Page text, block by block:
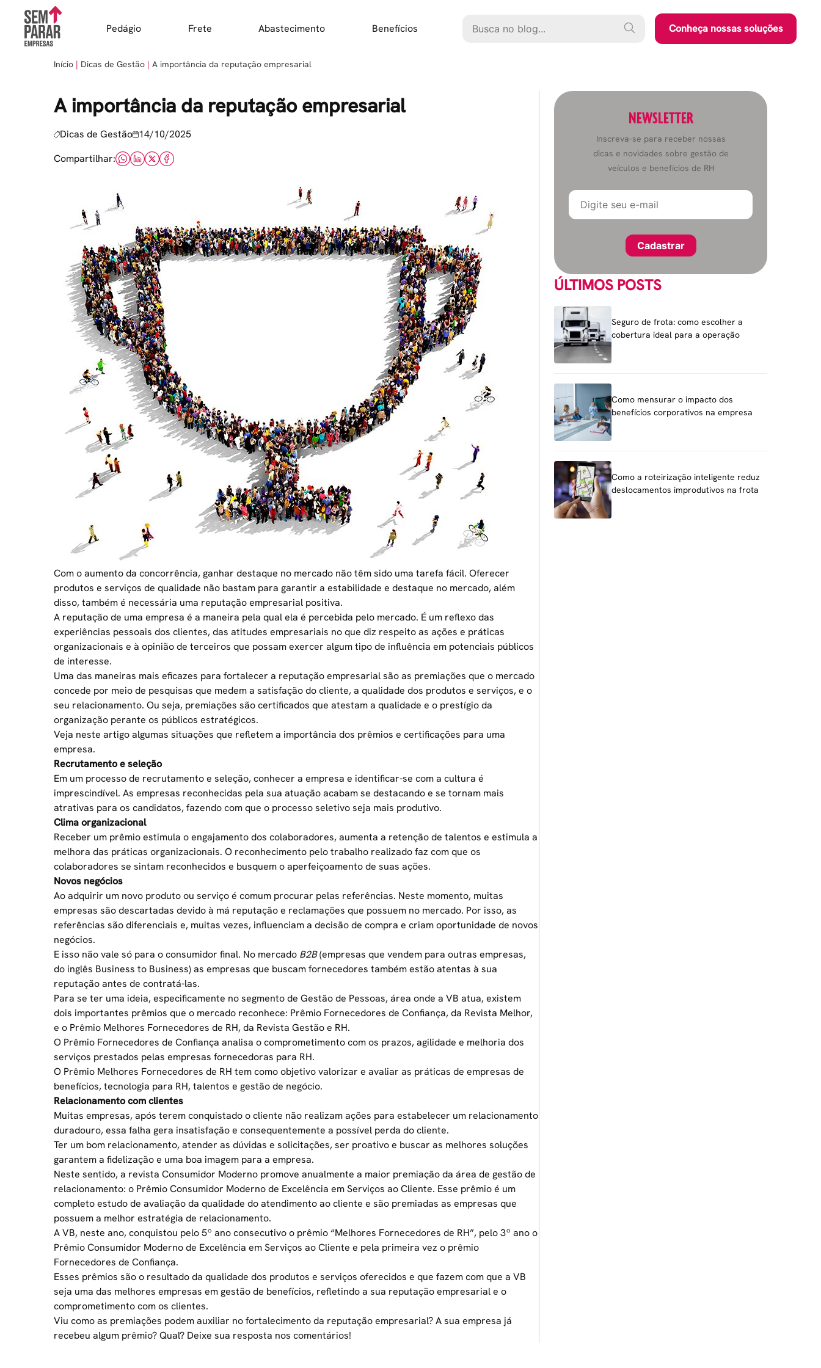
content
Pedágio Frete Abastecimento Benefícios Conheça nossas soluções
Início Dicas de Gestão A importância da reputação empresarial
A importância da reputação empresarial
Dicas de Gestão 14/10/2025
Compartilhar:
Com o aumento da concorrência, ganhar destaque no mercado não têm sido uma tarefa fácil. Oferecer
produtos e serviços de qualidade não bastam para garantir a estabilidade e destaque no mercado, além
disso, também é necessária uma reputação empresarial positiva.
A reputação de uma empresa é a maneira pela qual ela é percebida pelo mercado. É um reflexo das
experiências pessoais dos clientes, das atitudes empresariais no que diz respeito as ações e práticas
organizacionais e à opinião de terceiros que possam exercer algum tipo de influência em potenciais públicos
de interesse.
Uma das maneiras mais eficazes para fortalecer a reputação empresarial são as premiações que o mercado
concede por meio de pesquisas que medem a satisfação do cliente, a qualidade dos produtos e serviços, e o
seu relacionamento. Ou seja, premiações são certificados que atestam a qualidade e o prestígio da
organização perante os públicos estratégicos.
Veja neste artigo algumas situações que refletem a importância dos prêmios e certificações para uma
empresa.
Recrutamento e seleção
Em um processo de recrutamento e seleção, conhecer a empresa e identificar-se com a cultura é
imprescindível. As empresas reconhecidas pela sua atuação acabam se destacando e se tornam mais
atrativas para os candidatos, fazendo com que o processo seletivo seja mais produtivo.
Clima organizacional
Receber um prêmio estimula o engajamento dos colaboradores, aumenta a retenção de talentos e estimula a
melhora das práticas organizacionais. O reconhecimento pelo trabalho realizado faz com que os
colaboradores se sintam reconhecidos e busquem o aperfeiçoamento de suas ações.
Novos negócios
Ao adquirir um novo produto ou serviço é comum procurar pelas referências. Neste momento, muitas
empresas são descartadas devido à má reputação e reclamações que possuem no mercado. Por isso, as
referências são diferenciais e, muitas vezes, influenciam a decisão de compra e criam oportunidade de novos
negócios.
E isso não vale só para o consumidor final. No mercado B2B(empresas que vendem para outras empresas,
do inglês Business to Business) as empresas que buscam fornecedores também estão atentas à sua
reputação antes de contratá-las.
Para se ter uma ideia, especificamente no segmento de Gestão de Pessoas, área onde a VB atua, existem
dois importantes prêmios que o mercado reconhece: Prêmio Fornecedores de Confiança, da Revista Melhor,
e o Prêmio Melhores Fornecedores de RH, da Revista Gestão e RH.
O Prêmio Fornecedores de Confiança analisa o comprometimento com os prazos, agilidade e melhoria dos
serviços prestados pelas empresas fornecedoras para RH.
O Prêmio Melhores Fornecedores de RH tem como objetivo valorizar e avaliar as práticas de empresas de
benefícios, tecnologia para RH, talentos e gestão de negócio.
Relacionamento com clientes
Muitas empresas, após terem conquistado o cliente não realizam ações para estabelecer um relacionamento
duradouro, essa falha gera insatisfação e consequentemente a possível perda do cliente.
Ter um bom relacionamento,atender as dúvidas e solicitações, ser proativo e buscar as melhores soluções
garantem a fidelização e uma boa imagem para a empresa.
Neste sentido, a revista Consumidor Moderno promove anualmente a maior premiação da área de gestão de
relacionamento: o Prêmio Consumidor Moderno de Excelência em Serviços ao Cliente. Esse prêmio é um
completo estudo de avaliação da qualidade do atendimento ao cliente e são premiadas as empresas que
possuem a melhor estratégia de relacionamento.
A VB, neste ano, conquistou pelo 5º ano consecutivo o prêmio “Melhores Fornecedores de RH”, pelo 3º ano o
Prêmio Consumidor Moderno de Excelência em Serviços ao Cliente e pela primeira vez o prêmio
Fornecedores de Confiança.
Esses prêmios são o resultado da qualidade dos produtos e serviços oferecidos e que fazem com que a VB
seja uma das melhores empresas em gestão de benefícios, refletindo a sua reputação empresarial e o
comprometimento com os clientes.
Viu como as premiações podem auxiliar no fortalecimento da reputação empresarial? A sua empresa já
recebeu algum prêmio? Qual? Deixe sua resposta nos comentários!
NEWSLETTER
Inscreva-se para receber nossas
dicas e novidades sobre gestão de
veículos e benefícios de RH
ÚLTIMOS POSTS
Seguro de frota: como escolher a
cobertura ideal para a operação
Como mensurar o impacto dos
benefícios corporativos na empresa
Como a roteirização inteligente reduz
deslocamentos improdutivos na frota